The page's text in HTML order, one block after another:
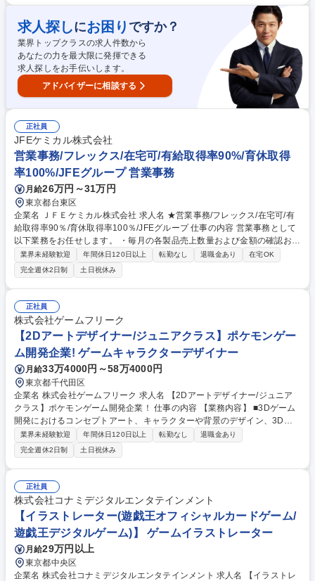
部門の予算管理、電話応対等、幅広い業務をご担当いただきます。 募集職
種 ★障がい者手帳必須★[地域限定職]【東京】一般事務
求人探しにお困り ですか？
業界トップクラスの求人件数から
あなたの力を最大限に発揮できる
求人探しをお手伝いします。
アドバイザーに相談する
正社員
JFEケミカル株式会社
営業事務/フレックス/在宅可/有給取得率90%/育休取得
率100%/JFEグループ 営業事務
月給26万円～31万円
東京都台東区
企業名 ＪＦＥケミカル株式会社 求人名 ★営業事務/フレックス/在宅可/有
給取得率90％/育休取得率100％/JFEグループ 仕事の内容 営業事務として
以下業務をお任せします。 ・毎月の各製品売上数量および金額の確認およ
び集計業務 （営業システムへの各種登録、入力、内容確認） ・経費申請
および確認・集計 ・顧客・取引先とのコミュニケーション：電話、メール
等での定型サービスに関わる問い合せ対応（例；請求書等） ・受発注業務
／請求書発行業務、支払確認等 ・（場合により）製品在庫管理、生産バラ
ンスの確認 ・総務業務（備品管理、オフィスや施設管理、通信文書管理な
ど） 募集職種 ★営業事務/フレックス/在宅可/有給取得率90％/育休取得率
100％/JFEグループ
業界未経験歓迎 年間休日120日以上 転勤なし 退職金あり
在宅OK
完全週休2日制
土日祝休み
正社員
株式会社ゲームフリーク
【2Dアートデザイナー/ジュニアクラス】ポケモンゲー
ム開発企業! ゲームキャラクターデザイナー
月給33万4000円～58万4000円
東京都千代田区
企業名 株式会社ゲームフリーク 求人名 【2Dアートデザイナー/ジュニア
クラス】ポケモンゲーム開発企業！ 仕事の内容 【業務内容】 ■3Dゲーム
開発におけるコンセプトアート、キャラクターや背景のデザイン、3Dモ
デルを制作するための設定画の制作等。 【支給実績に基づく開発部モデル
年収】 ＜ディレクター＞ ～約2,300万円 ＜セクションディレクター＞ ～
約1,800万円 ・30代半ば：1,800万円 ・30代前半：1,500万円 募集職種
【2Dアートデザイナー/ジュニアクラス】ポケモンゲーム開発企業！
業界未経験歓迎 年間休日120日以上 転勤なし
退職金あり
完全週休2日制
土日祝休み
正社員
株式会社コナミデジタルエンタテインメント
【イラストレーター(遊戯王オフィシャルカードゲーム/
遊戯王デジタルゲーム)】 ゲームイラストレーター
月給29万円以上
東京都中央区
企業名 株式会社コナミデジタルエンタテインメント 求人名 【イラストレ